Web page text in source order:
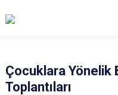
Çocuklara Yönelik
Toplantıları